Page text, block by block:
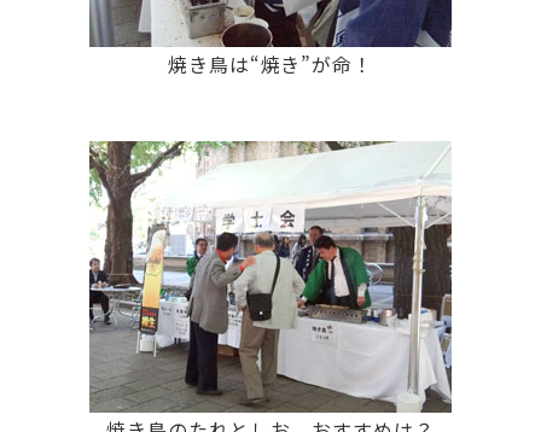
焼き鳥は“焼き”が命！